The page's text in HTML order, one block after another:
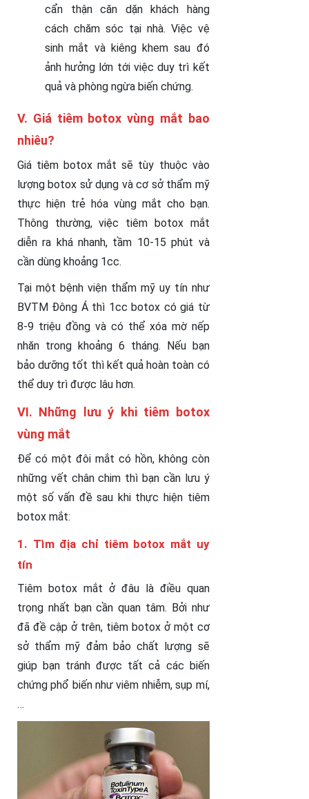
cẩn thận căn dặn khách hàng
cách chăm sóc tại nhà. Việc vệ
sinh mắt và kiêng khem sau đó
ảnh hưởng lớn tới việc duy trì kết
quả và phòng ngừa biến chứng.
V. Giá tiêm botox vùng mắt bao
nhiêu?
Giá tiêm botox mắt sẽ tùy thuộc vào
lượng botox sử dụng và cơ sở thẩm mỹ
thực hiện trẻ hóa vùng mắt cho bạn.
Thông thường, việc tiêm botox mắt
diễn ra khá nhanh, tầm 10-15 phút và
cần dùng khoảng 1cc.
Tại một bệnh viện thẩm mỹ uy tín như
BVTM Đông Á thì 1cc botox có giá từ
8-9 triệu đồng và có thể xóa mờ nếp
nhăn trong khoảng 6 tháng. Nếu bạn
bảo dưỡng tốt thì kết quả hoàn toàn có
thể duy trì được lâu hơn.
VI. Những lưu ý khi tiêm botox
vùng mắt
Để có một đôi mắt có hồn, không còn
những vết chân chim thì bạn cần lưu ý
một số vấn đề sau khi thực hiện tiêm
botox mắt:
1. Tìm địa chỉ tiêm botox mắt uy
tín
Tiêm botox mắt ở đâu là điều quan
trọng nhất bạn cần quan tâm. Bởi như
đã đề cập ở trên, tiêm botox ở một cơ
sở thẩm mỹ đảm bảo chất lượng sẽ
giúp bạn tránh được tất cả các biến
chứng phổ biến như viêm nhiễm, sụp mí,
…